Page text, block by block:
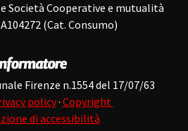
Società Cooperative e mutualità
(Cat. Consumo)
Firenze n.1554 del 17/07/63
policy· Copyright
di accessibilità